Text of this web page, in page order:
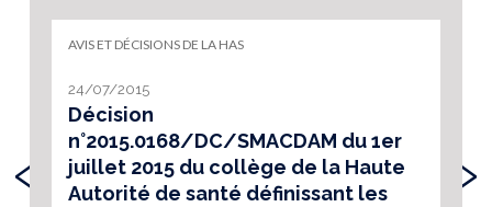
AVIS ET DÉCISIONS DE LA HAS
24/07/2015
Décision
n°2015.0168/DC/SMACDAM du 1er
juillet 2015 du collège de la Haute
Autorité de santé définissant les
‹ ›